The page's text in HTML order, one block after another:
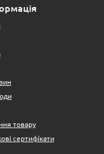
товару
сертифікати